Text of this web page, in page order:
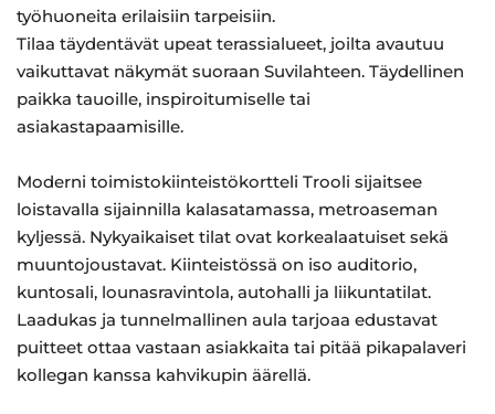
työhuoneita erilaisiin tarpeisiin.
Tilaa täydentävät upeat terassialueet, joilta avautuu
vaikuttavat näkymät suoraan Suvilahteen. Täydellinen
paikka tauoille, inspiroitumiselle tai
asiakastapaamisille.
Moderni toimistokiinteistökortteli Trooli sijaitsee
loistavalla sijainnilla kalasatamassa, metroaseman
kyljessä. Nykyaikaiset tilat ovat korkealaatuiset sekä
muuntojoustavat. Kiinteistössä on iso auditorio,
kuntosali, lounasravintola, autohalli ja liikuntatilat.
Laadukas ja tunnelmallinen aula tarjoaa edustavat
puitteet ottaa vastaan asiakkaita tai pitää pikapalaveri
kollegan kanssa kahvikupin äärellä.